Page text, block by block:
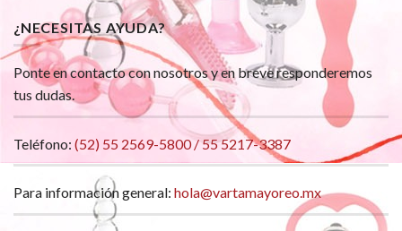
¿NECESITAS AYUDA?
Ponte en contacto con nosotros y en breve responderemos
tus dudas.
Teléfono: (52) 55 2569-5800 / 55 5217-3387
Para información general: hola@vartamayoreo.mx